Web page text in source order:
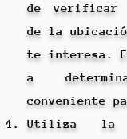
de verificar
de la
te interesa.
a
conveniente
Utiliza la